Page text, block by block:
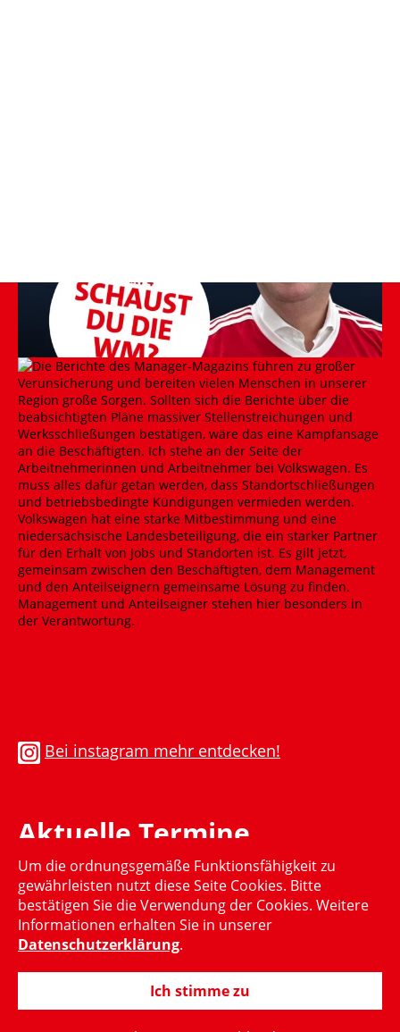
Bei instagram mehr entdecken!
Aktuelle Termine
Momentan gibt es keinen aktuellen Termin
Um die ordnungsgemäße Funktionsfähigkeit zu
gewährleisten nutzt diese Seite Cookies. Bitte
bestätigen Sie die Verwendung der Cookies. Weitere
Informationen erhalten Sie in unserer
Datenschutzerklärung.
Ich stimme zu